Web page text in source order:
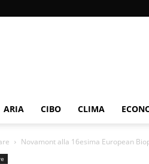
ARIA CIBO CLIMA
Novamont alla 16esima European